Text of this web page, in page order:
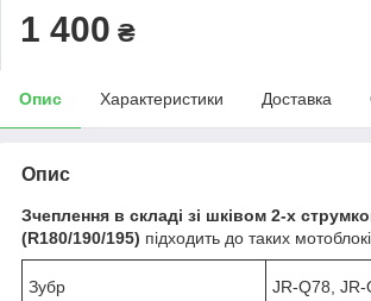
1 400 ₴
Опис Характеристики Доставка
Опис
Зчеплення в складі зі шківом 2-х
(R180/190/195) підходить до таких
Зубр
JR-Q78, JR-